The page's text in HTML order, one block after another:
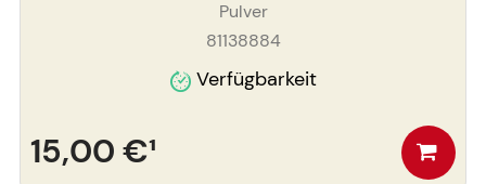
Pulver
81138884
Verfügbarkeit
15,00 €¹